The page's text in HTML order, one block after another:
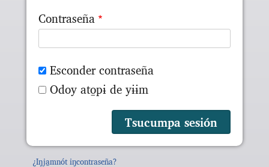
Contraseña
Esconder contraseña
Odoy ato̱pɨ de yɨɨm
¿Iŋja̱mnót iŋcontraseña?